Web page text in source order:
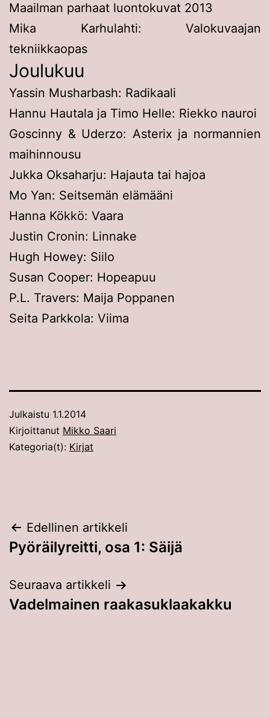
Maailman parhaat luontokuvat 2013
Mika Karhulahti: Valokuvaajan
tekniikkaopas
Joulukuu
Yassin Musharbash: Radikaali
Hannu Hautala ja Timo Helle: Riekko nauroi
Goscinny & Uderzo: Asterix ja normannien
maihinnousu
Jukka Oksaharju: Hajauta tai hajoa
Mo Yan: Seitsemän elämääni
Hanna Kökkö: Vaara
Justin Cronin: Linnake
Hugh Howey: Siilo
Susan Cooper: Hopeapuu
P.L. Travers: Maija Poppanen
Seita Parkkola: Viima
Julkaistu 1.1.2014
Kirjoittanut Mikko Saari
Kategoria(t): Kirjat
Artikkelien
selaus
Edellinen artikkeli
Pyöräilyreitti, osa 1: Säijä
Seuraava artikkeli
Vadelmainen raakasuklaakakku